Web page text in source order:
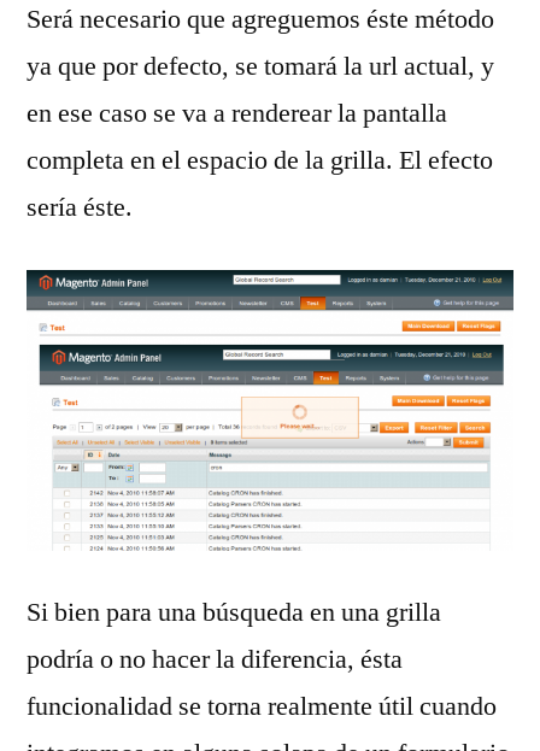
Será necesario que agreguemos éste método
ya que por defecto, se tomará la url actual, y
en ese caso se va a renderear la pantalla
completa en el espacio de la grilla. El efecto
sería éste.
Si bien para una búsqueda en una grilla
podría o no hacer la diferencia, ésta
funcionalidad se torna realmente útil cuando